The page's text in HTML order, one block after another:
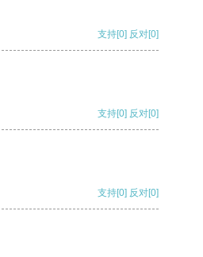
支持[0] 反对[0]
支持[0] 反对[0]
支持[0] 反对[0]